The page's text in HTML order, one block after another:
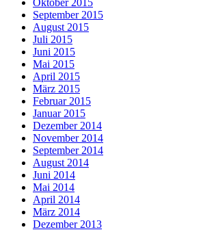
September 2015
August 2015
Juli 2015
Juni 2015
Mai 2015
April 2015
März 2015
Februar 2015
Januar 2015
Dezember 2014
November 2014
September 2014
August 2014
Juni 2014
Mai 2014
April 2014
März 2014
Dezember 2013